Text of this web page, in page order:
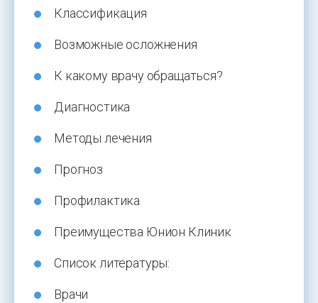
Классификация
Возможные осложнения
К какому врачу обращаться?
Диагностика
Методы лечения
Прогноз
Профилактика
Преимущества Юнион Клиник
Список литературы:
Врачи